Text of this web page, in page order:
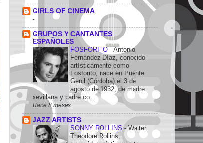
GIRLS OF CINEMA
-
GRUPOS Y CANTANTES
ESPAÑOLES
FOSFORITO-Antonio
Fernández Díaz, conocido
artísticamente como
Fosforito, nace en Puente
Genil (Córdoba) el 3 de
agosto de 1932, de madre
sevillana y padre co...
Hace 8 meses
JAZZ ARTISTS
SONNY ROLLINS-Walter
Theodore Rollins,